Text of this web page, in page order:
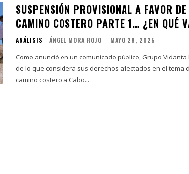
SUSPENSIÓN PROVISIONAL A FAVOR
CAMINO COSTERO PARTE 1… ¿EN QUÉ
ANÁLISIS ÁNGEL MORA ROJO - MAYO 28, 2025
Como anunció en un comunicado público, Grupo
de lo que considera sus derechos afectados en el tema
camino costero a Cabo...